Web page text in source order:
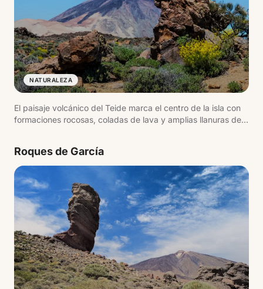
NATURALEZA
El paisaje volcánico del Teide marca el centro de la isla con
formaciones rocosas, coladas de lava y amplias llanuras de
vistas abiertas.
Roques de García